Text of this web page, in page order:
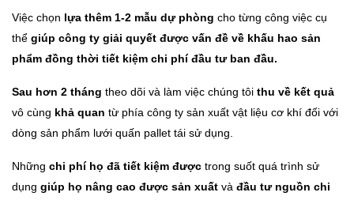
Việc chọn lựa thêm 1-2 mẫu dự phòng cho từng công việc cụ
thể giúp công ty giải quyết được vấn đề về khấu hao sản
phẩm đồng thời tiết kiệm chi phí đầu tư ban đầu.
Sau hơn 2 tháng theo dõi và làm việc chúng tôi thu về kết quả
vô cùng khả quan từ phía công ty sản xuất vật liệu cơ khí đối với
dòng sản phẩm lưới quấn pallet tái sử dụng.
Những chi phí họ đã tiết kiệm được trong suốt quá trình sử
dụng giúp họ nâng cao được sản xuất và đầu tư nguồn chi